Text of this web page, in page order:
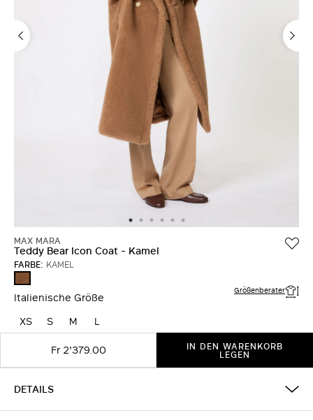
MAX MARA
Teddy Bear Icon Coat - Kamel
FARBE: KAMEL
Italienische Größe Größenberater
XS S M
L
Fr 2'379.00
IN DEN WARENKORB
LEGEN
DETAILS